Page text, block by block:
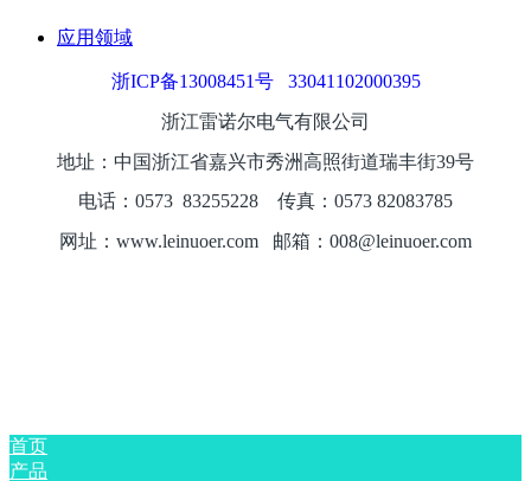
应用领域
浙ICP备13008451号
33041102000395
浙江雷诺尔电气有限公司
地址：中国浙江省嘉兴市秀洲高照街道瑞丰街39号
电话：0573 83255228
传真：0573 82083785
网址：www.leinuoer.com 邮箱：008@leinuoer.com
首页
产品